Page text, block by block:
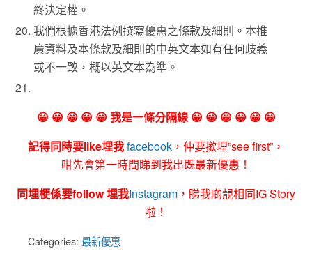
終決定權。
我們根據香港法例撰寫優惠之條款及細則。本推
廣資料及本條款及細則的中英文本如有任何歧義
或不一致，概以英文本為準。
😀 😀 😀 😀 😀 我是一條分隔線 😀 😀 😀 😀 😀 😀
記得同時要like埋我facebook ，仲要撳埋”see first”，
咁先會第一時間睇到我出既最新優惠！
同埋梗係要follow 埋我Instagram ，睇我啲靚相同IG Story
啦！
Categories: 最新優惠